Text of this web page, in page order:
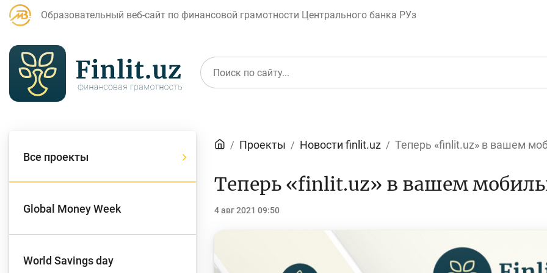
Образовательный веб-сайт по финансовой грамотности Центрального банка РУз
агентов
Деньги Депозит
Платежи и
Все проекты
Global Money Week
World Savings day
Проекты Новости finlit.uz Теперь «finlit.uz» в вашем
Теперь «finlit.uz» в вашем
4 авг 2021 09:50